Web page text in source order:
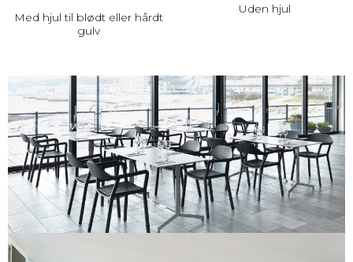
Med hjul til blødt eller hårdt
gulv
Uden hjul